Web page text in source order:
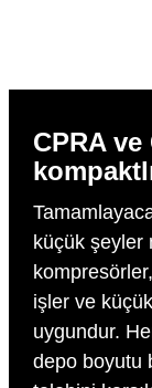
CPRA
küçük şeyler
işler ve
uygundur.
depo boyutu